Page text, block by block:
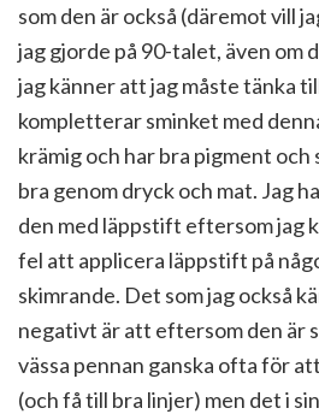
som den är också (däremot vill
jag gjorde på 90-talet, även om
jag känner att jag måste tänka
kompletterar sminket med
krämig och har bra pigment
bra genom dryck och mat. Jag
den med läppstift eftersom jag
fel att applicera läppstift på
skimrande. Det som jag också
negativt är att eftersom den är
vässa pennan ganska ofta för
(och få till bra linjer) men det i